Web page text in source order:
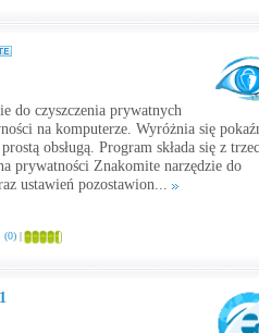
do czyszczenia prywatnych
na komputerze. Wyróżnia się
obsługą. Program składa się z
prywatności Znakomite narzędzie do
ustawień pozostawion...
(0) |